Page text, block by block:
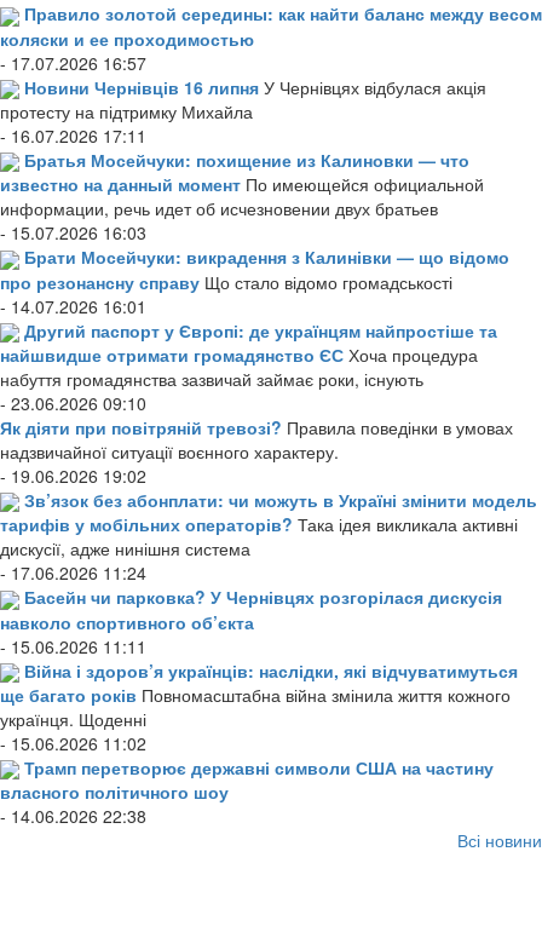
Правило золотой середины: как найти баланс между весом
коляски и ее проходимостью
- 17.07.2026 16:57
Новини Чернівців 16 липня У Чернівцях відбулася акція
протесту на підтримку Михайла
- 16.07.2026 17:11
Братья Мосейчуки: похищение из Калиновки — что
известно на данный момент По имеющейся официальной
информации, речь идет об исчезновении двух братьев
- 15.07.2026 16:03
Брати Мосейчуки: викрадення з Калинівки — що відомо
про резонансну справу Що стало відомо громадськості
- 14.07.2026 16:01
Другий паспорт у Європі: де українцям найпростіше та
найшвидше отримати громадянство ЄС Хоча процедура
набуття громадянства зазвичай займає роки, існують
- 23.06.2026 09:10
Як діяти при повітряній тревозі? Правила поведінки в умовах
надзвичайної ситуації воєнного характеру.
- 19.06.2026 19:02
Зв’язок без абонплати: чи можуть в Україні змінити модель
тарифів у мобільних операторів? Така ідея викликала активні
дискусії, адже нинішня система
- 17.06.2026 11:24
Басейн чи парковка? У Чернівцях розгорілася дискусія
навколо спортивного об’єкта
- 15.06.2026 11:11
Війна і здоров’я українців: наслідки, які відчуватимуться
ще багато років Повномасштабна війна змінила життя кожного
українця. Щоденні
- 15.06.2026 11:02
Трамп перетворює державні символи США на частину
власного політичного шоу
- 14.06.2026 22:38
Всі новини